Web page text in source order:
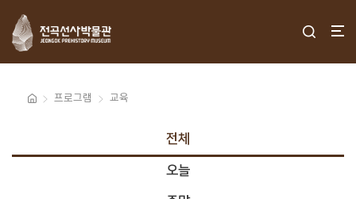
프로그램 교육
전체
오늘